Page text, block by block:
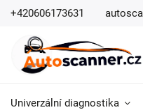
+420606173631
Univerzální diagnostika